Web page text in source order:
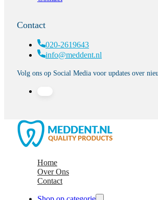
Contact
020-2619643
info@meddent.nl
Volg ons op Social Media voor updates over
Home
Over Ons
Contact